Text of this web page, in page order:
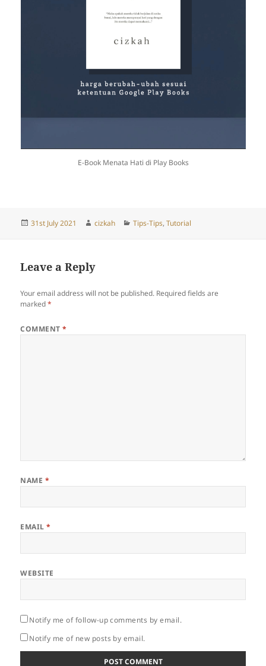
E-Book Menata Hati di Play Books
Posted
31st July 2021 Author
cizkah Categories
Tips-Tips,Tutorial
Leave a Reply
Your email address will not be published. Required fields are
marked*
COMMENT*
NAME *
EMAIL*
WEBSITE
Notify me of follow-up comments by email.
Notify me of new posts by email.